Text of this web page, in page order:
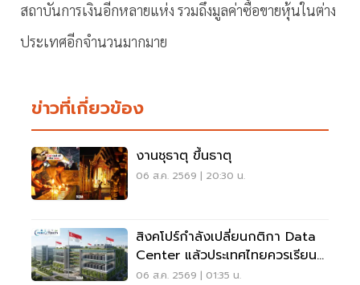
สถาบันการเงินอีกหลายแห่ง รวมถึงมูลค่าซื้อขายหุ้นในต่าง
ประเทศอีกจำนวนมากมาย
ข่าวที่เกี่ยวข้อง
งานชุธาตุ ขึ้นธาตุ
06 ส.ค. 2569 | 20:30 น.
สิงคโปร์กำลังเปลี่ยนกติกา Data
Center แล้วประเทศไทยควรเรียนรู้
อะไร?
06 ส.ค. 2569 | 01:35 น.